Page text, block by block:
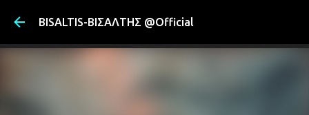
BISALTIS-ΒΙΣΑΛΤΗΣ @Official